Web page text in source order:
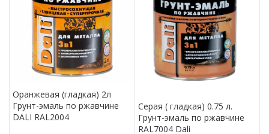
Оранжевая (гладкая) 2л
Грунт-эмаль по ржавчине
DALI RAL2004
Серая ( гладкая) 0.75 л.
Грунт-эмаль по ржавчине
RAL7004 Dali